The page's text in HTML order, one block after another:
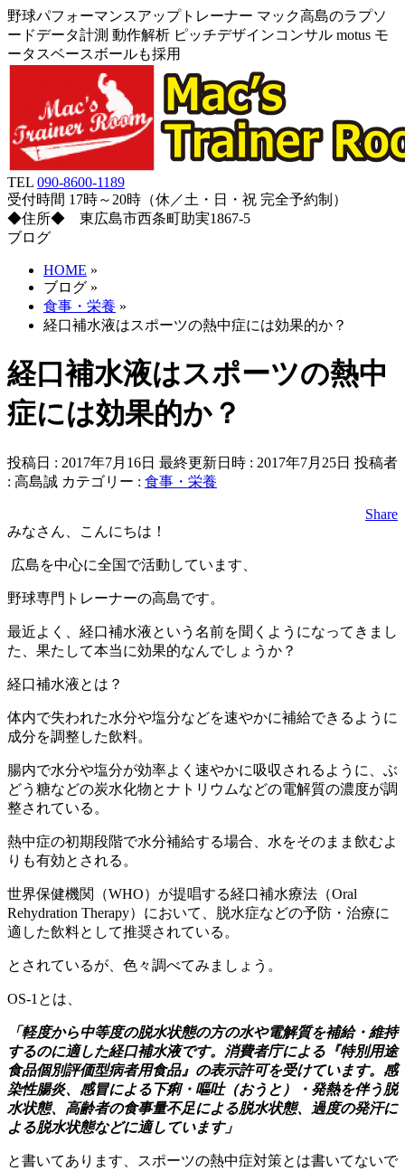
野球パフォーマンスアップトレーナー マック高島のラプソ
ードデータ計測 動作解析 ピッチデザインコンサル motus モ
ータスベースボールも採用
TEL 090-8600-1189
受付時間 17時～20時（休／土・日・祝 完全予約制）
◆住所◆ 東広島市西条町助実1867-5
ブログ
HOME »
ブログ »
食事・栄養 »
経口補水液はスポーツの熱中症には効果的か？
経口補水液はスポーツの熱中
症には効果的か？
投稿日 : 2017年7月16日 最終更新日時 : 2017年7月25日 投稿者
: 高島誠 カテゴリー : 食事・栄養
Share
みなさん、こんにちは！
広島を中心に全国で活動しています、
野球専門トレーナーの高島です。
最近よく、経口補水液という名前を聞くようになってきまし
た、果たして本当に効果的なんでしょうか？
経口補水液とは？
体内で失われた水分や塩分などを速やかに補給できるように
成分を調整した飲料。
腸内で水分や塩分が効率よく速やかに吸収されるように、ぶ
どう糖などの炭水化物とナトリウムなどの電解質の濃度が調
整されている。
熱中症の初期段階で水分補給する場合、水をそのまま飲むよ
りも有効とされる。
世界保健機関（WHO）が提唱する経口補水療法（Oral
Rehydration Therapy）において、脱水症などの予防・治療に
適した飲料として推奨されている。
とされているが、色々調べてみましょう。
OS-1とは、
「軽度から中等度の脱水状態の方の水や電解質を補給・維持
するのに適した経口補水液です。消費者庁による『特別用途
食品個別評価型病者用食品』の表示許可を受けています。感
染性腸炎、感冒による下痢・嘔吐（おうと）・発熱を伴う脱
水状態、高齢者の食事量不足による脱水状態、過度の発汗に
よる脱水状態などに適しています」
と書いてあります、スポーツの熱中症対策とは書いてないで